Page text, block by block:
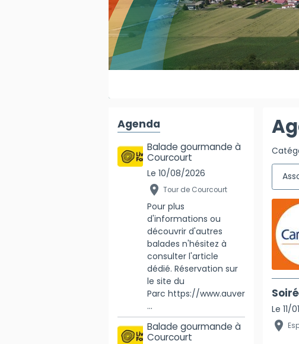
Le 11/
Agenda
Balade gourmande à
Courcourt
Le 10/08/2026
Tour de Courcourt
Pour plus
d'informations ou
découvrir d'autres
balades n'hésitez à
consulter l'article
dédié. Réservation sur
le site du
Parc https://www.auver
...
Balade gourmande à
Courcourt